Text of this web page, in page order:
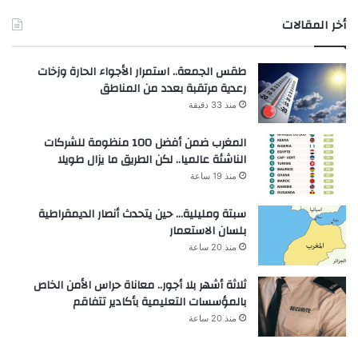
أخر المقالات
طقس الجمعة.. استمرار الأجواء الحارة وزخات
رعدية مرتقبة بعدد من المناطق
منذ 33 دقيقة
المغرب ضمن أفضل 100 منظومة للشركات
الناشئة عالميا.. لكن الطريق ما يزال طويلا
منذ 19 ساعة
سبتة ومليلية… حين يتحدث أنصار الديمقراطية
بلسان الاستعمار
منذ 20 ساعة
ثلاثة أشهر بلا أجور.. معاناة حراس الأمن الخاص
بالمؤسسات التعليمية بأكادير تتفاقم
منذ 20 ساعة